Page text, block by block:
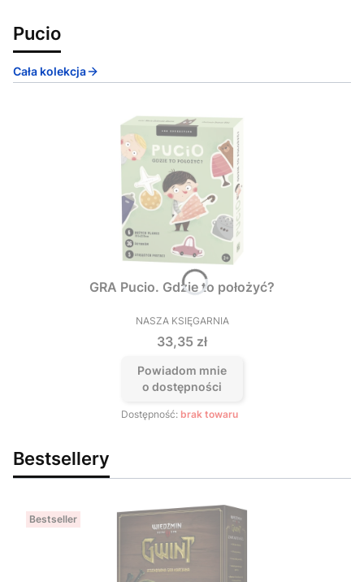
Pucio
Cała kolekcja
GRA Pucio. Gdzie to położyć?
PRODUCENT
NASZA KSIĘGARNIA
Cena
33,35 zł
Powiadom mnie
o dostępności
Dostępność: brak towaru
Bestsellery
Bestseller